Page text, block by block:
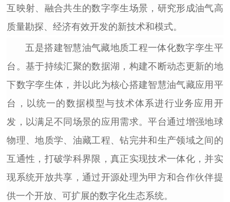
互映射、融合共生的数字孪生场景，研究形成油气高
质量勘探、经济有效开发的新技术和模式。
五是搭建智慧油气藏地质工程一体化数字孪生平
台。基于持续汇聚的数据湖，构建不断动态更新的地
下数字孪生体，并以此为核心搭建智慧油气藏应用平
台，以统一的数据模型与技术体系进行业务应用开
发，以满足不同场景的应用需求。平台通过增强地球
物理、地质学、油藏工程、钻完井和生产领域之间的
互通性，打破学科界限，真正实现技术一体化，并实
现系统开放共享，通过开源处理为甲方和合作伙伴提
供一个开放、可扩展的数字化生态系统。